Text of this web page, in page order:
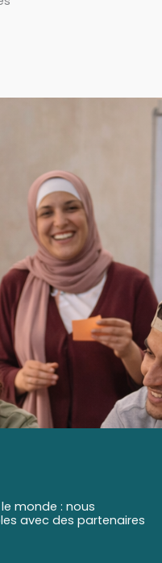
monde : nous
avec des partenaires